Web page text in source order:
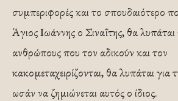
συμπεριφορές και το σπουδαιότερο
Άγιος Ιωάννης ο Σιναΐτης, θα
ανθρώπους που τον αδικούν και τον
κακομεταχειρίζονται, θα λυπάται για
ωσάν να ζημιώνεται αυτός ο ίδιος.